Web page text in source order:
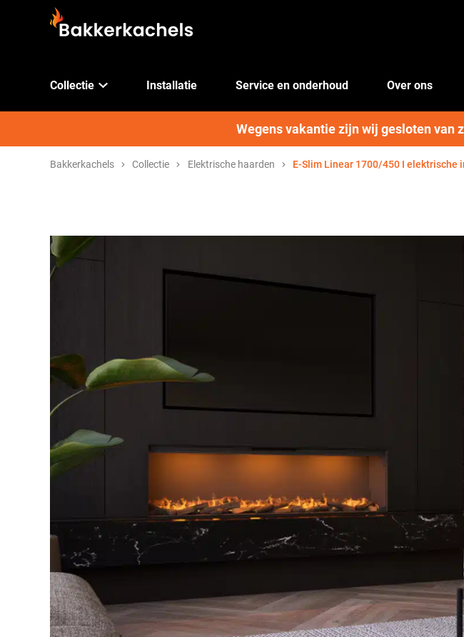
Collectie Installatie Service en onderhoud Over ons
Wegens vakantie zijn wij gesloten van
Bakkerkachels Collectie Elektrische haarden E-Slim Linear 1700/450 I elektrische